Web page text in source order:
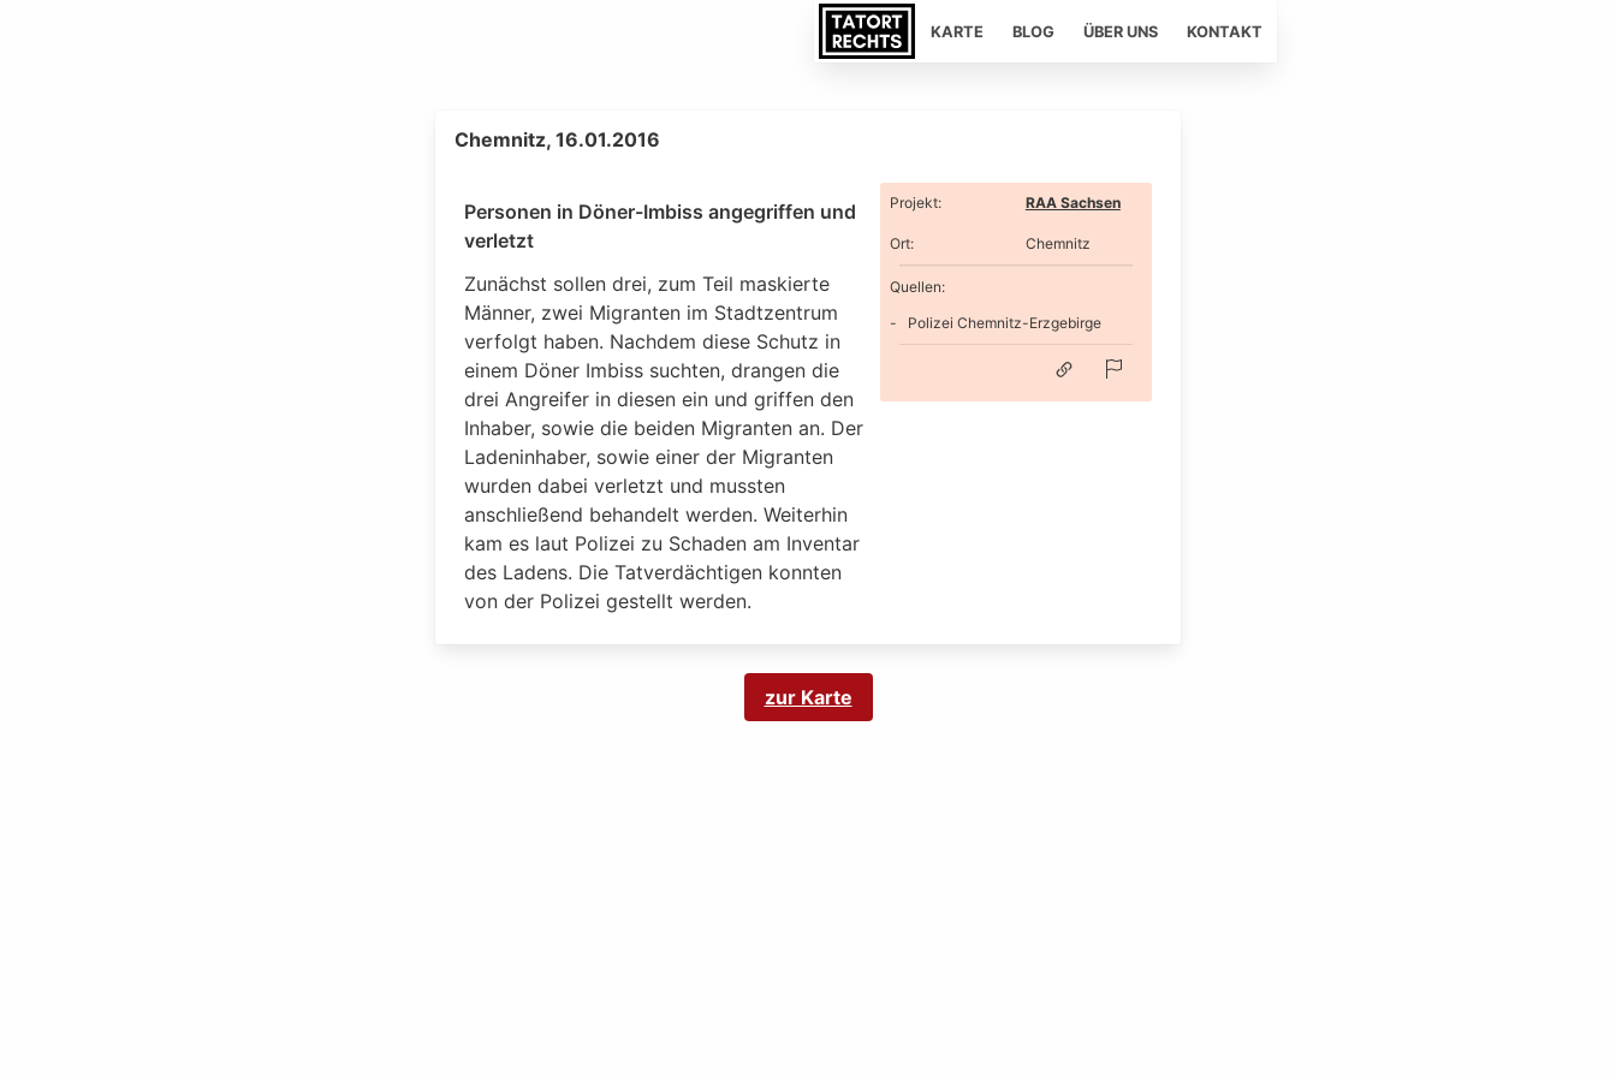
KARTE BLOG ÜBER UNS KONTAKT
Chemnitz, 16.01.2016
Personen in Döner-Imbiss angegriffen und
verletzt
Zunächst sollen drei, zum Teil maskierte
Männer, zwei Migranten im Stadtzentrum
verfolgt haben. Nachdem diese Schutz in
einem Döner Imbiss suchten, drangen die
drei Angreifer in diesen ein und griffen den
Inhaber, sowie die beiden Migranten an. Der
Ladeninhaber, sowie einer der Migranten
wurden dabei verletzt und mussten
anschließend behandelt werden. Weiterhin
kam es laut Polizei zu Schaden am Inventar
des Ladens. Die Tatverdächtigen konnten
von der Polizei gestellt werden.
Projekt: RAA Sachsen
Ort: Chemnitz
Quellen:
Polizei Chemnitz-Erzgebirge
zur Karte